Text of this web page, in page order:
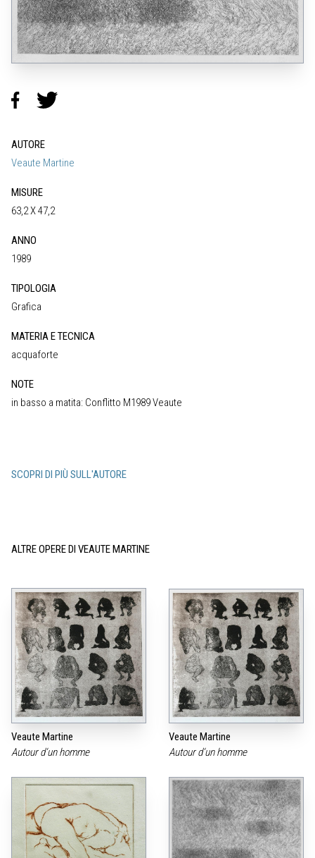
AUTORE
Veaute Martine
MISURE
63,2 X 47,2
ANNO
1989
TIPOLOGIA
Grafica
MATERIA E TECNICA
acquaforte
NOTE
in basso a matita: Conflitto M1989 Veaute
SCOPRI DI PIÙ SULL'AUTORE
ALTRE OPERE DI VEAUTE MARTINE
Veaute Martine
Autour d‘un homme
Veaute Martine
Autour d‘un homme